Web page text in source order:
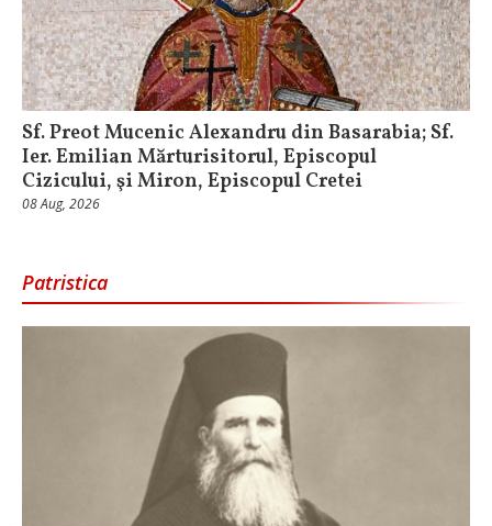
Sf. Preot Mucenic Alexandru din Basarabia; Sf.
Ier. Emilian Mărturisitorul, Episcopul
Cizicului, şi Miron, Episcopul Cretei
08 Aug, 2026
Patristica